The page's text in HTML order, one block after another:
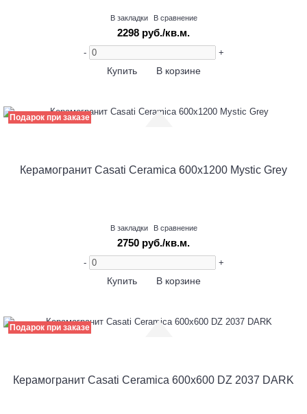
В закладки В сравнение
2298 руб./кв.м.
- +
Купить В корзине
Подарок при заказе
Керамогранит Casati Ceramica 600х1200 Mystic Grey
В закладки В сравнение
2750 руб./кв.м.
- +
Купить В корзине
Подарок при заказе
Керамогранит Casati Ceramica 600х600 DZ 2037 DARK